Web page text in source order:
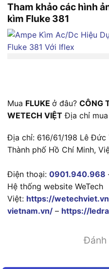
Tham khảo các hình
kìm Fluke 381
Mua FLUKE ở đâu? CÔNG
WETECH VIỆT Địa chỉ
Địa chỉ: 616/61/198 Lê
Thành phố Hồ Chí Minh,
Điện thoại: 0901.940.968
Hệ thống website WeTech
Việt: https://
vietnam.vn/ – https://
Đánh